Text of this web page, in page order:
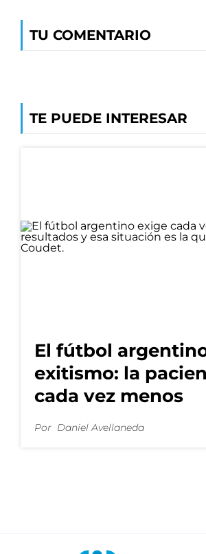
TU COMENTARIO
TE PUEDE INTERESAR
El fútbol
exitismo: la
cada vez menos
Por Daniel Avellaneda